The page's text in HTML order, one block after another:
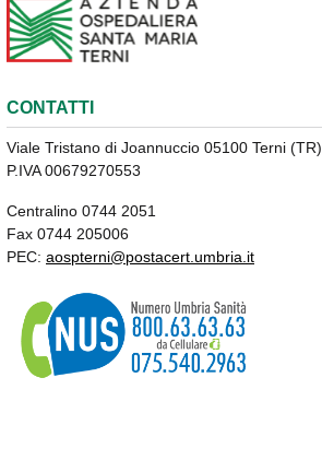
CONTATTI
Viale Tristano di Joannuccio 05100 Terni (TR)
P.IVA 00679270553
Centralino 0744 2051
Fax 0744 205006
PEC: aospterni@postacert.umbria.it